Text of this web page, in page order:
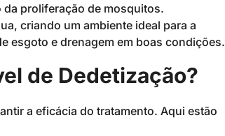
proliferação de mosquitos.
criando um ambiente ideal para a
esgoto e drenagem em boas condições.
de Dedetização?
a eficácia do tratamento. Aqui estão